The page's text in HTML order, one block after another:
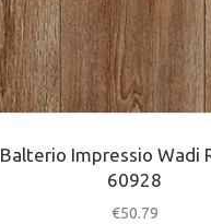
Balterio Impressio Wadi
60928
€50.79